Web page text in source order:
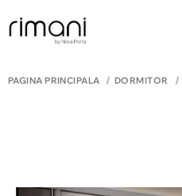
PAGINA PRINCIPALĂ DORMITOR